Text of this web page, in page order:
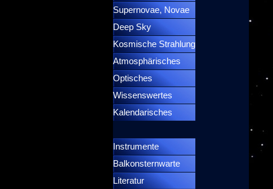
Supernovae, Novae
Deep Sky
Kosmische Strahlung
Atmosphärisches
Optisches
Wissenswertes
Kalendarisches
Instrumente
Balkonsternwarte
Literatur